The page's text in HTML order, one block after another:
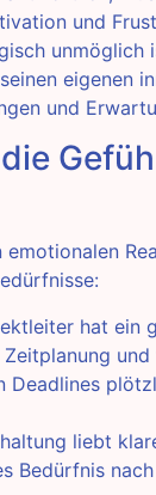
und
unmöglich
eigenen
und
hat ein
Deadlines
liebt
Bedürfnis